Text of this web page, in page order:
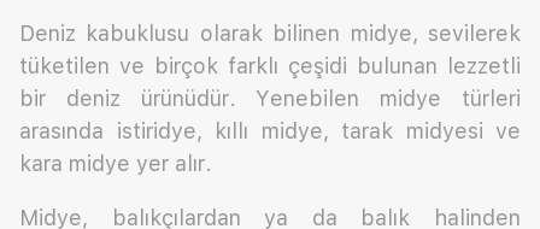
Deniz kabuklusu olarak bilinen midye, sevilerek
tüketilen ve birçok farklı çeşidi bulunan lezzetli
bir deniz ürünüdür. Yenebilen midye türleri
arasında istiridye, kıllı midye, tarak midyesi ve
kara midye yer alır.
Midye, balıkçılardan ya da balık halinden